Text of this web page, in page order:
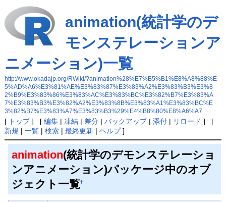
animation(統計学のデ
モンステレーションア
ニメーション)一覧
http://www.okadajp.org/RWiki/?animation%28%E7%B5%B1%E8%A8%88%E
5%AD%A6%E3%81%AE%E3%83%87%E3%83%A2%E3%83%B3%E3%8
2%B9%E3%83%86%E3%83%AC%E3%83%BC%E3%82%B7%E3%83%A
7%E3%83%B3%E3%82%A2%E3%83%8B%E3%83%A1%E3%83%BC%E
3%82%B7%E3%83%A7%E3%83%B3%29%E4%B8%80%E8%A6%A7
[ トップ] [ 編集| 凍結| 差分| バックアップ| 添付| リロード ] [
新規 | 一覧| 検索| 最終更新| ヘルプ]
animation(統計学のデモンステレーショ
ンアニメーション)パッケージ中のオブ
ジェクト一覧†